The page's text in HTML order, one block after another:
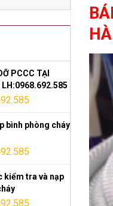
PCCC TẠI
LH:0968.692.585
bình phòng cháy
kiểm tra và nạp